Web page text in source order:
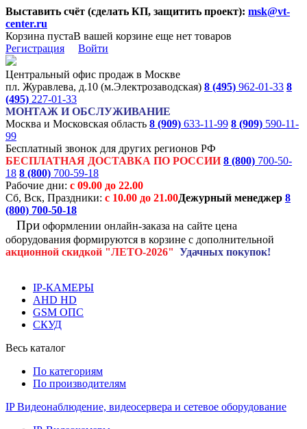
Выставить счёт (сделать КП, защитить проект): msk@vt-
center.ru
Корзина пустаВ вашей корзине еще нет товаров
Регистрация
Войти
Центральный офис продаж в Москве
пл. Журавлева, д.10 (м.Электрозаводская) 8 (495) 962-01-33 8
(495) 227-01-33
МОНТАЖ И ОБСЛУЖИВАНИЕ
Москва и Московская область 8 (909) 633-11-99 8 (909) 590-11-
99
Бесплатный звонок для других регионов РФ
БЕСПЛАТНАЯ ДОСТАВКА ПО РОССИИ 8 (800) 700-50-
18 8 (800) 700-59-18
Рабочие дни: с 09.00 до 22.00
Сб, Вск, Праздники: с 10.00 до 21.00Дежурный менеджер 8
(800) 700-50-18
При оформлении онлайн-заказа на сайте цена
оборудования формируются в корзине с дополнительной
акционной скидкой "ЛЕТО-2026" Удачных покупок!
IP-КАМЕРЫ
AHD HD
GSM ОПС
СКУД
Весь каталог
По категориям
По производителям
IP Видеонаблюдение, видеосервера и сетевое оборудование